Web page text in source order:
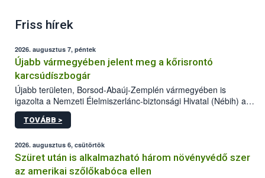
Friss hírek
2026. augusztus 7, péntek
Újabb vármegyében jelent meg a kőrisrontó
karcsúdíszbogár
Újabb területen, Borsod-Abaúj-Zemplén vármegyében is
igazolta a Nemzeti Élelmiszerlánc-biztonsági Hivatal (Nébih) a
kőrisrontó karcsúdíszbogár (Agrilus planipennis) jelenlétét. A
kártevőt nem csak színcsapdában találták meg, de már fertőzött
az intenzív felderítést, emellett az intézkedéseket a szlovák
hatósággal is összehangolják a terjedés megállítása érdekében.
TOVÁBB >
2026. augusztus 6, csütörtök
Szüret után is alkalmazható három növényvédő szer
az amerikai szőlőkabóca ellen